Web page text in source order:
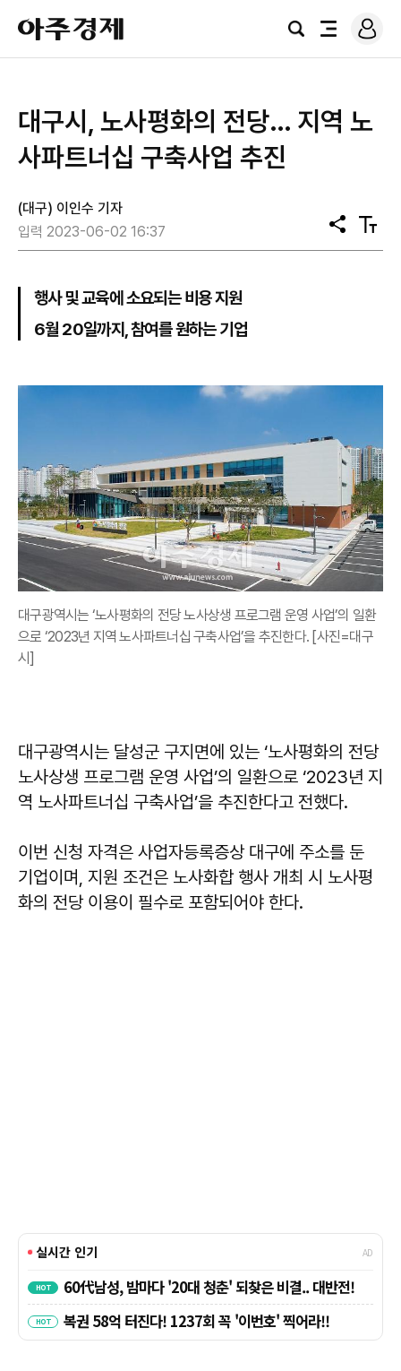
아
주
경
검
전
로
그
대구시, 노사평화의 전당… 지역 노
사파트너십 구축사업 추진
(대구) 이인수 기자
입력 2023-06-02 16:37
공
유
텍
스
행사 및 교육에 소요되는 비용 지원
6월 20일까지, 참여를 원하는 기업
대구광역시는 ‘노사평화의 전당 노사상생 프로그램 운영 사업’의 일환
으로 ‘2023년 지역 노사파트너십 구축사업’을 추진한다. [사진=대구
시]
대구광역시는 달성군 구지면에 있는 ‘노사평화의 전당
노사상생 프로그램 운영 사업’의 일환으로 ‘2023년 지
역 노사파트너십 구축사업’을 추진한다고 전했다.
이번 신청 자격은 사업자등록증상 대구에 주소를 둔
기업이며, 지원 조건은 노사화합 행사 개최 시 노사평
화의 전당 이용이 필수로 포함되어야 한다.